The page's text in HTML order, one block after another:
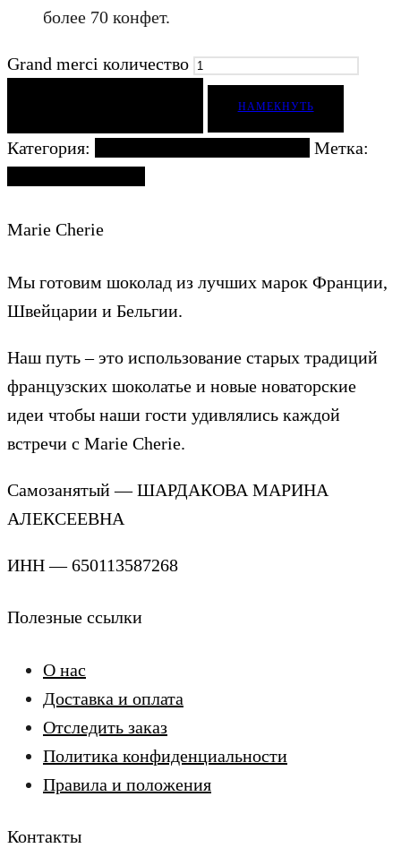
более 70 конфет.
Grand merci количество
НАМЕКНУТЬ
Категория:
Метка:
Marie Cherie
Мы готовим шоколад из лучших марок Франции,
Швейцарии и Бельгии.
Наш путь – это использование старых традиций
французских шоколатье и новые новаторские
идеи чтобы наши гости удивлялись каждой
встречи с Marie Cherie.
Самозанятый — ШАРДАКОВА МАРИНА
АЛЕКСЕЕВНА
ИНН — 650113587268
Полезные ссылки
О нас
Доставка и оплата
Отследить заказ
Политика конфиденциальности
Правила и положения
Контакты